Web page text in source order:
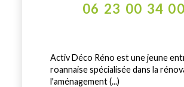
06 23 00 34 00
Activ Déco Réno est une jeune
roannaise spécialisée dans la
l'aménagement (...)